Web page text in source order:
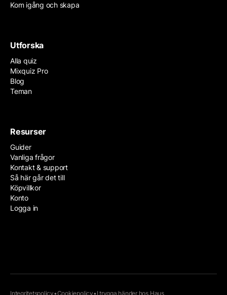
Kom igång och skapa
Utforska
Alla quiz
Mixquiz Pro
Blog
Teman
Resurser
Guider
Vanliga frågor
Kontakt & support
Så här går det till
Köpvillkor
Konto
Logga in
Integritetspolicy•Cookiepolicy•I trygga händer hos Haus